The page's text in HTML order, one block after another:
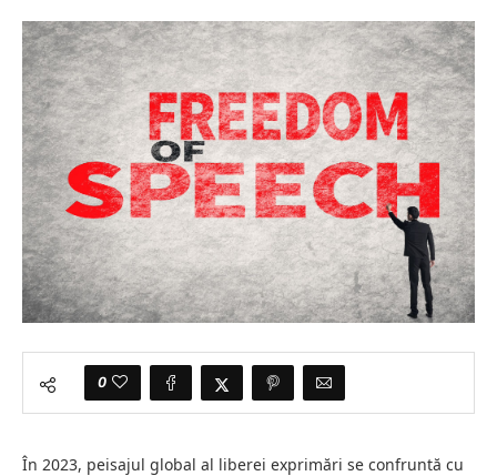
0
În 2023, peisajul global al liberei exprimări se confruntă cu